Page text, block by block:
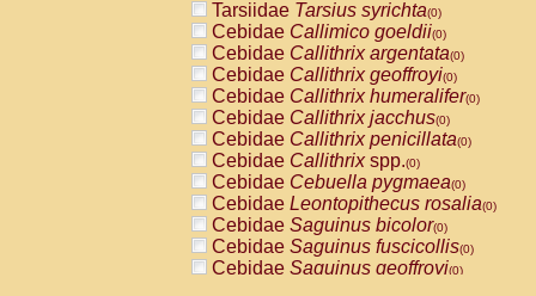
Tarsiidae Tarsius syrichta(0)
Cebidae Callimico goeldii(0)
Cebidae Callithrix argentata(0)
Cebidae Callithrix geoffroyi(0)
Cebidae Callithrix humeralifer(0)
Cebidae Callithrix jacchus(0)
Cebidae Callithrix penicillata(0)
Cebidae Callithrixspp.(0)
Cebidae Cebuella pygmaea(0)
Cebidae Leontopithecus rosalia(0)
Cebidae Saguinus bicolor(0)
Cebidae Saguinus fuscicollis(0)
Cebidae Saguinus geoffroyi(0)